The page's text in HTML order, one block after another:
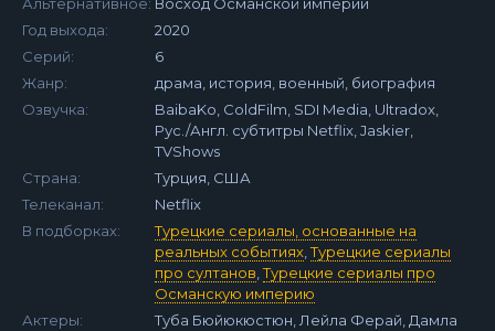
Год выхода:
2020
Серий:
6
Жанр:
драма, история, военный, биография
Озвучка:
BaibaKo, ColdFilm, SDI Media, Ultradox,
Рус./Англ. субтитры Netflix, Jaskier,
TVShows
Страна:
Турция, США
Телеканал:
Netflix
В подборках:
Турецкие сериалы, основанные на
реальных событиях ,Турецкие сериалы
про султанов ,Турецкие сериалы про
Османскую империю
Актеры:
Туба Бюйюкюстюн, Лейла Ферай, Дамла